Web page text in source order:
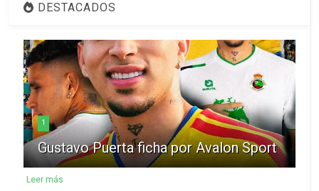
DESTACADOS
1
Gustavo Puerta ficha por Avalon Sport
Leer más